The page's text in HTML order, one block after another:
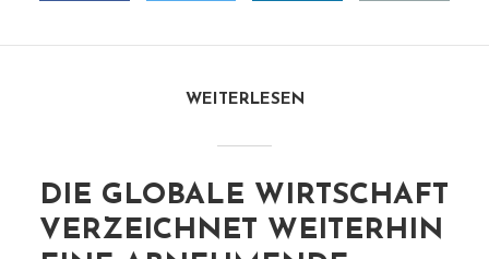
WEITERLESEN
DIE GLOBALE WIRTSCHAFT
VERZEICHNET WEITERHIN